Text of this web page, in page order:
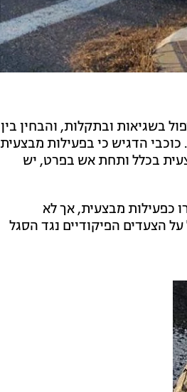
בשגיאות ובתקלות, והבחין בין
הדגיש כי בפעילות מבצעית
בכלל ותחת אש בפרט, יש
כפעילות מבצעית, אך לא
הצעדים הפיקודיים נגד הסגל